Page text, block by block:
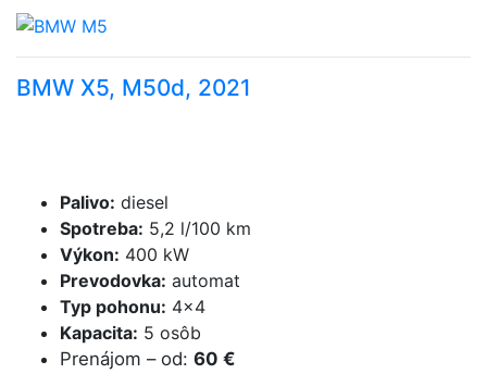
BMW X5, M50d, 2021
Palivo: diesel
Spotreba: 5,2 l/100 km
Výkon: 400 kW
Prevodovka: automat
Typ pohonu: 4×4
Kapacita: 5 osôb
Prenájom – od: 60 €